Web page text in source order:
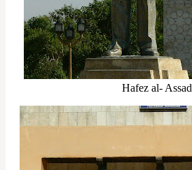
Hafez al- Assad